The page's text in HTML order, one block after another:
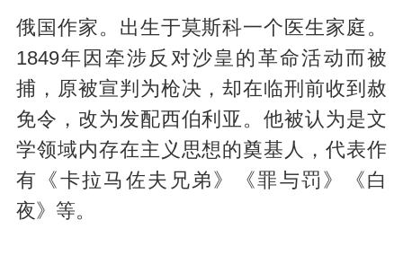
俄国作家。出生于莫斯科一个医生家庭。
1849年因牵涉反对沙皇的革命活动而被
捕，原被宣判为枪决，却在临刑前收到赦
免令，改为发配西伯利亚。他被认为是文
学领域内存在主义思想的奠基人，代表作
有《卡拉马佐夫兄弟》《罪与罚》《白
夜》等。